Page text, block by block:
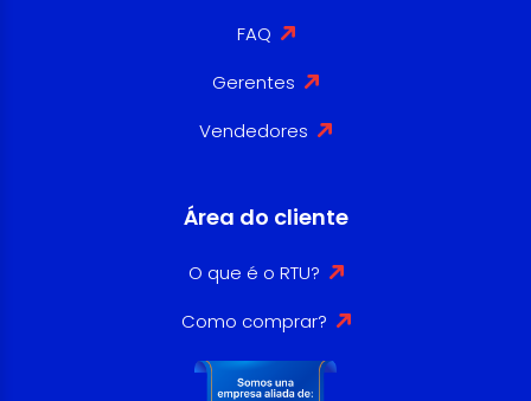
FAQ
Gerentes
Vendedores
Área do cliente
O que é o RTU?
Como comprar?